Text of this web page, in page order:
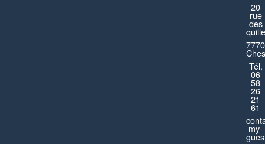
20
rue
des
Tél.
06
58
26
21
61
my-